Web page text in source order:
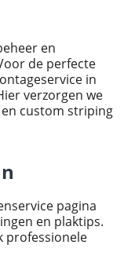
en
de perfecte
in
verzorgen we
custom striping
pagina
en plaktips.
professionele